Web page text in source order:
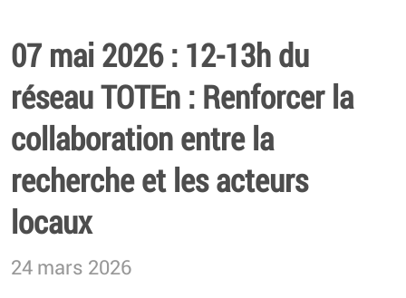
07 mai 2026 : 12-13h du
réseau TOTEn : Renforcer la
collaboration entre la
recherche et les acteurs
locaux
24 mars 2026